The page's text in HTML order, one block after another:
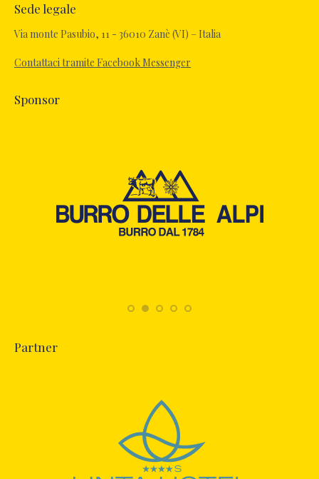
Sede legale
Via monte Pasubio, 11 - 36010 Zanè (VI) – Italia
Contattaci tramite Facebook Messenger
Sponsor
Partner